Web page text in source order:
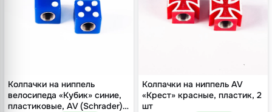
Колпачки на ниппель
велосипеда «Кубик» синие,
пластиковые, AV (Schrader),
Колпачки на ниппель AV
«Крест» красные, пластик, 2
шт